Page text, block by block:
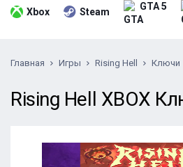
Xbox Steam GTA 5
Главная Игры Rising Hell Ключи
Rising Hell XBOX